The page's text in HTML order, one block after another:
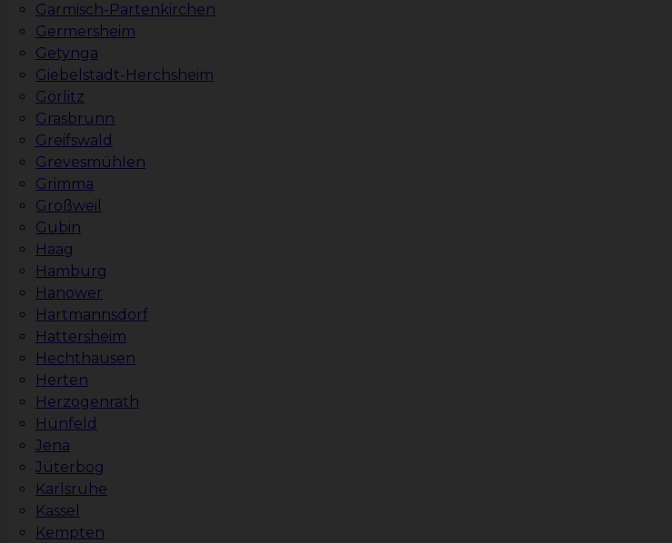
Garmisch-Partenkirchen
Germersheim
Getynga
Giebelstadt-Herchsheim
Görlitz
Grasbrunn
Greifswald
Grevesmühlen
Grimma
Großweil
Gubin
Haag
Hamburg
Hanower
Hartmannsdorf
Hattersheim
Hechthausen
Herten
Herzogenrath
Hünfeld
Jena
Jüterbog
Karlsruhe
Kassel
Kempten